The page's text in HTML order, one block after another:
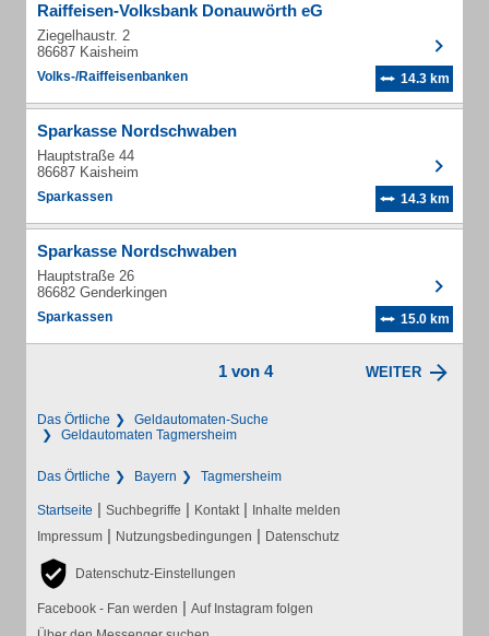
Raiffeisen-Volksbank Donauwörth eG
Ziegelhaustr. 2
86687 Kaisheim
Volks-/Raiffeisenbanken 14.3 km
Sparkasse Nordschwaben
Hauptstraße 44
86687 Kaisheim
Sparkassen 14.3 km
Sparkasse Nordschwaben
Hauptstraße 26
86682 Genderkingen
Sparkassen 15.0 km
1 von 4 WEITER
Das Örtliche
Geldautomaten-Suche
Geldautomaten Tagmersheim
Das Örtliche Bayern Tagmersheim
Startseite | Suchbegriffe | Kontakt | Inhalte melden
Impressum | Nutzungsbedingungen | Datenschutz
Datenschutz-Einstellungen
Facebook - Fan werden | Auf Instagram folgen